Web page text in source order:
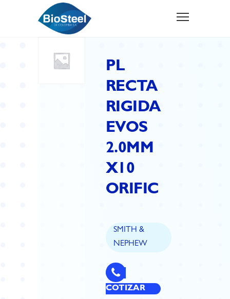
PL
RECTA
RIGIDA
EVOS
2.0MM
X10
ORIFIC
SMITH &
NEPHEW
COTIZAR